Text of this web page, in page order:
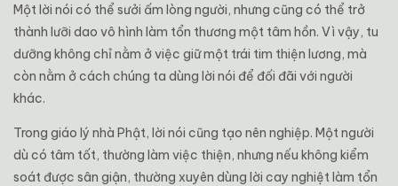
Một lời nói có thể sưởi ấm lòng người, nhưng cũng có thể trở
thành lưỡi dao vô hình làm tổn thương một tâm hồn. Vì vậy, tu
dưỡng không chỉ nằm ở việc giữ một trái tim thiện lương, mà
còn nằm ở cách chúng ta dùng lời nói để đối đãi với người
khác.
Trong giáo lý nhà Phật, lời nói cũng tạo nên nghiệp. Một người
dù có tâm tốt, thường làm việc thiện, nhưng nếu không kiểm
soát được sân giận, thường xuyên dùng lời cay nghiệt làm tổn